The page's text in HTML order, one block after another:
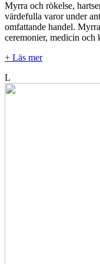
Myrra och rökelse,
värdefulla varor under
omfattande handel.
ceremonier, medicin och
+ Läs mer
L